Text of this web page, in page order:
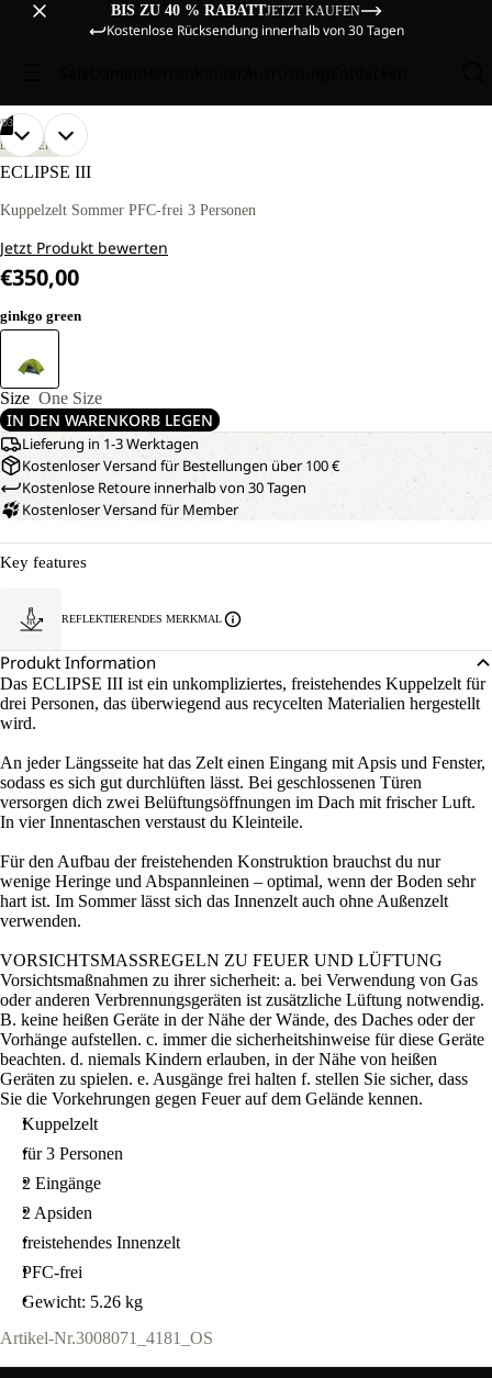
BIS ZU 40 % RABATTJETZT KAUFEN
Kostenlose Rücksendung innerhalb von 30 Tagen
03
BILD
IM
ÖFFNEN
BILD
IM
ÖFFNEN
BILD
IM
ÖFFNEN
DISCOVERY
ECLIPSE III
Kuppelzelt Sommer PFC-frei 3 Personen
Jetzt Produkt bewerten
€350,00
ginkgo green
Size One Size
IN DEN WARENKORB LEGEN
Lieferung in 1-3 Werktagen
Kostenloser Versand für Bestellungen über 100 €
Kostenlose Retoure innerhalb von 30 Tagen
Kostenloser Versand für Member
Key features
REFLEKTIERENDES MERKMAL
Produkt Information
Das ECLIPSE III ist ein unkompliziertes, freistehendes Kuppelzelt für
drei Personen, das überwiegend aus recycelten Materialien hergestellt
wird.
An jeder Längsseite hat das Zelt einen Eingang mit Apsis und Fenster,
sodass es sich gut durchlüften lässt. Bei geschlossenen Türen
versorgen dich zwei Belüftungsöffnungen im Dach mit frischer Luft.
In vier Innentaschen verstaust du Kleinteile.
Für den Aufbau der freistehenden Konstruktion brauchst du nur
wenige Heringe und Abspannleinen – optimal, wenn der Boden sehr
hart ist. Im Sommer lässt sich das Innenzelt auch ohne Außenzelt
verwenden.
VORSICHTSMASSREGELN ZU FEUER UND LÜFTUNG
Vorsichtsmaßnahmen zu ihrer sicherheit: a. bei Verwendung von Gas
oder anderen Verbrennungsgeräten ist zusätzliche Lüftung notwendig.
B. keine heißen Geräte in der Nähe der Wände, des Daches oder der
Vorhänge aufstellen. c. immer die sicherheitshinweise für diese Geräte
beachten. d. niemals Kindern erlauben, in der Nähe von heißen
Geräten zu spielen. e. Ausgänge frei halten f. stellen Sie sicher, dass
Sie die Vorkehrungen gegen Feuer auf dem Gelände kennen.
Kuppelzelt
für 3 Personen
2 Eingänge
2 Apsiden
freistehendes Innenzelt
PFC-frei
Gewicht: 5.26 kg
Artikel-Nr.3008071_4181_OS